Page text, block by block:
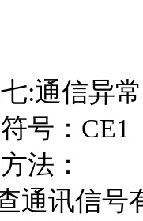
:通信异常
号：CE1
法：
讯信号